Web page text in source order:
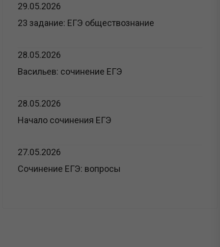
29.05.2026
23 задание: ЕГЭ обществознание
28.05.2026
Васильев: сочинение ЕГЭ
28.05.2026
Начало сочинения ЕГЭ
27.05.2026
Сочинение ЕГЭ: вопросы